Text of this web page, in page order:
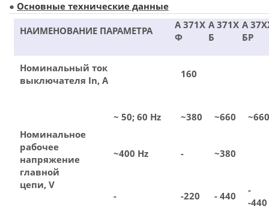
● Основные технические данные
НАИМЕНОВАНИЕ ПАРАМЕТРА
А 371Х
Ф
А 371Х
Б
А
БР
Номинальный ток
выключателя In, A
160
Номинальное
рабочее
напряжение
главной
цепи, V
~ 50; 60 Hz ~380 ~660 ~660
~400 Hz - ~380
- -220 - 440
-
-440